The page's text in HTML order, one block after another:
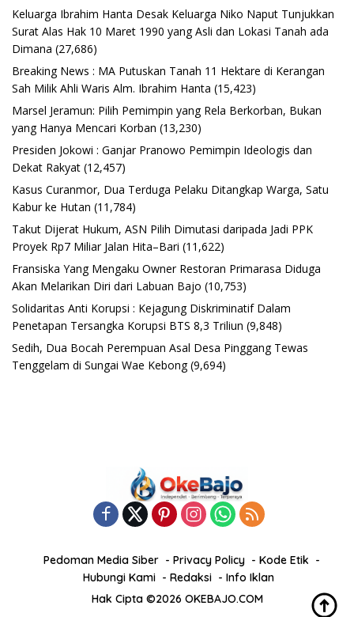
Keluarga Ibrahim Hanta Desak Keluarga Niko Naput Tunjukkan
Surat Alas Hak 10 Maret 1990 yang Asli dan Lokasi Tanah ada
Dimana (27,686)
Breaking News : MA Putuskan Tanah 11 Hektare di Kerangan
Sah Milik Ahli Waris Alm. Ibrahim Hanta (15,423)
Marsel Jeramun: Pilih Pemimpin yang Rela Berkorban, Bukan
yang Hanya Mencari Korban (13,230)
Presiden Jokowi : Ganjar Pranowo Pemimpin Ideologis dan
Dekat Rakyat (12,457)
Kasus Curanmor, Dua Terduga Pelaku Ditangkap Warga, Satu
Kabur ke Hutan (11,784)
Takut Dijerat Hukum, ASN Pilih Dimutasi daripada Jadi PPK
Proyek Rp7 Miliar Jalan Hita–Bari (11,622)
Fransiska Yang Mengaku Owner Restoran Primarasa Diduga
Akan Melarikan Diri dari Labuan Bajo (10,753)
Solidaritas Anti Korupsi : Kejagung Diskriminatif Dalam
Penetapan Tersangka Korupsi BTS 8,3 Triliun (9,848)
Sedih, Dua Bocah Perempuan Asal Desa Pinggang Tewas
Tenggelam di Sungai Wae Kebong (9,694)
Pedoman Media Siber Privacy Policy
Kode Etik
Hubungi Kami
Redaksi
Info Iklan
Hak Cipta ©2026 OKEBAJO.COM